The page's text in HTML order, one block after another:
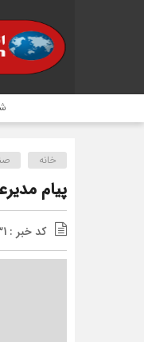
خانه
پیام
کد خبر : 118131